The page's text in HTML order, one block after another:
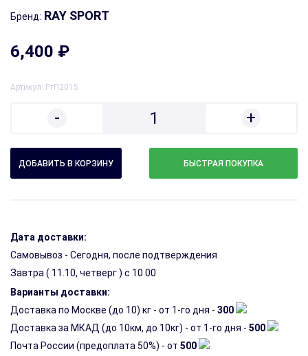
Бренд: RAY SPORT
6,400 ₽
Артикул: РгП2015
- 1 +
БЫСТРАЯ ПОКУПКА
Дата доставки:
Самовывоз - Сегодня, после подтверждения
Завтра ( 11.10, четверг) с 10.00
Варианты доставки:
Доставка по Москве (до 10) кг - от 1-го дня - 300
Доставка за МКАД (до 10км, до 10кг) - от 1-го дня - 500
Почта России (предоплата 50%) - от 500